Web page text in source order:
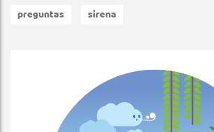
preguntas
sirena